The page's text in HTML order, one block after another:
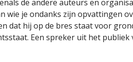
de andere auteurs en
wie je ondanks zijn opvattingen
dat hij op de bres staat voor
Een spreker uit het publiek